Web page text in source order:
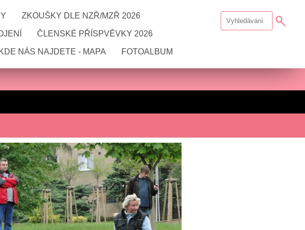
ZKOUŠKY DLE NZŘ/MZŘ 2026
ČLENSKÉ PŘÍSPVĚVKY 2026
KDE NÁS NAJDETE - MAPA FOTOALBUM